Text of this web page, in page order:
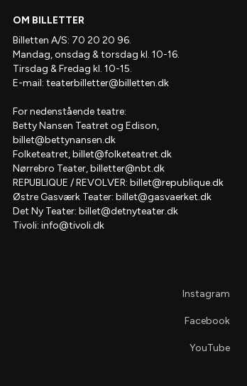
OM BILLETTER
Billetten A/S: 70 20 20 96.
Mandag, onsdag & torsdag kl. 10-16.
Tirsdag & Fredag kl. 10-15.
E-mail: teaterbilletter@billetten.dk
For nedenstående teatre:
Betty Nansen Teatret og Edison,
billet@bettynansen.dk
Folketeatret,billet@folketeatret.dk
Nørrebro Teater,billetter@nbt.dk
REPUBLIQUE / REVOLVER: billet@republique.dk
Østre Gasværk Teater: billet@gasvaerket.dk
Det Ny Teater: billet@detnyteater.dk
Tivoli: info@tivoli.dk
Instagram
Facebook
YouTube